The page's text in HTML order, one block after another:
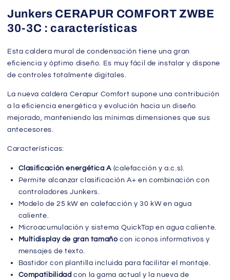
Junkers CERAPUR COMFORT ZWBE
30-3C : características
Esta caldera mural de condensación tiene una gran
eficiencia y óptimo diseño. Es muy fácil de instalar y dispone
de controles totalmente digitales.
La nueva caldera Cerapur Comfort supone una contribución
a la eficiencia energética y evolución hacia un diseño
mejorado, manteniendo las mínimas dimensiones que sus
antecesores.
Características:
Clasificación energética A(calefacción y a.c.s).
Permite alcanzar clasificación A+ en combinación con
controladores Junkers.
Modelo de 25 kW en calefacción y 30 kW en agua
caliente.
Microacumulación y sistema QuickTap en agua caliente.
Multidisplay de gran tamaño con iconos informativos y
mensajes de texto.
Bastidor con plantilla incluida para facilitar el montaje.
Compatibilidad con la gama actual y la nueva de